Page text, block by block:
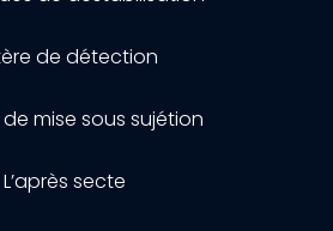
de détection
mise sous sujétion
L’après secte